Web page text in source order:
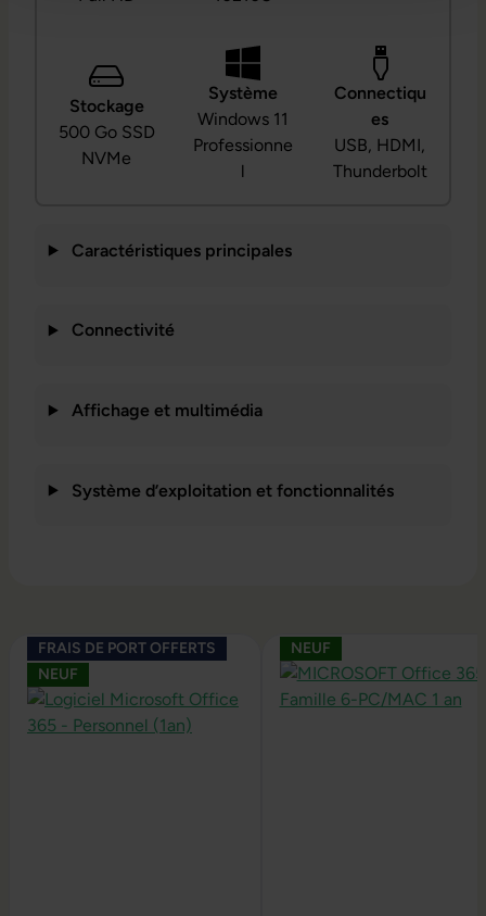
Stockage
500 Go SSD
NVMe
Système
Windows 11
Professionne
l
Connectiqu
es
USB, HDMI,
Thunderbolt
Caractéristiques principales
Connectivité
Affichage et multimédia
Système d’exploitation et fonctionnalités
Ignorer la galerie de produits
FRAIS DE PORT OFFERTS
NEUF
NEUF